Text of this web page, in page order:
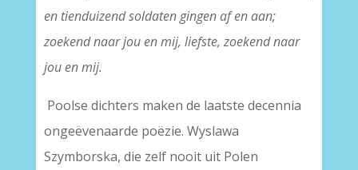
en tienduizend soldaten gingen af en aan;
zoekend naar jou en mij, liefste, zoekend naar
jou en mij.
Poolse dichters maken de laatste decennia
ongeëvenaarde poëzie. Wyslawa
Szymborska, die zelf nooit uit Polen